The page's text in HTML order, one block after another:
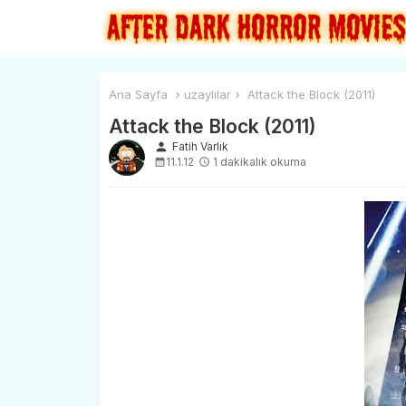
Ana Sayfa uzaylılar Attack the Block (2011)
Attack the Block (2011)
person Fatih Varlık
11.1.12
1 dakikalık okuma